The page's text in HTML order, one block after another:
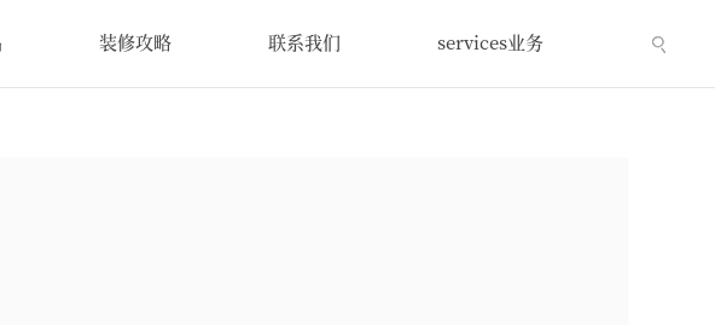
装修攻略 联系我们 services业务